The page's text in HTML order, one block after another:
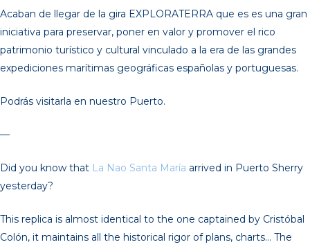
Acaban de llegar de la gira EXPLORATERRA que es es una gran
iniciativa para preservar, poner en valor y promover el rico
patrimonio turístico y cultural vinculado a la era de las grandes
expediciones marítimas geográficas españolas y portuguesas.
Podrás visitarla en nuestro Puerto.
—
Did you know that La Nao Santa María arrived in Puerto Sherry
yesterday?
This replica is almost identical to the one captained by Cristóbal
Colón, it maintains all the historical rigor of plans, charts… The